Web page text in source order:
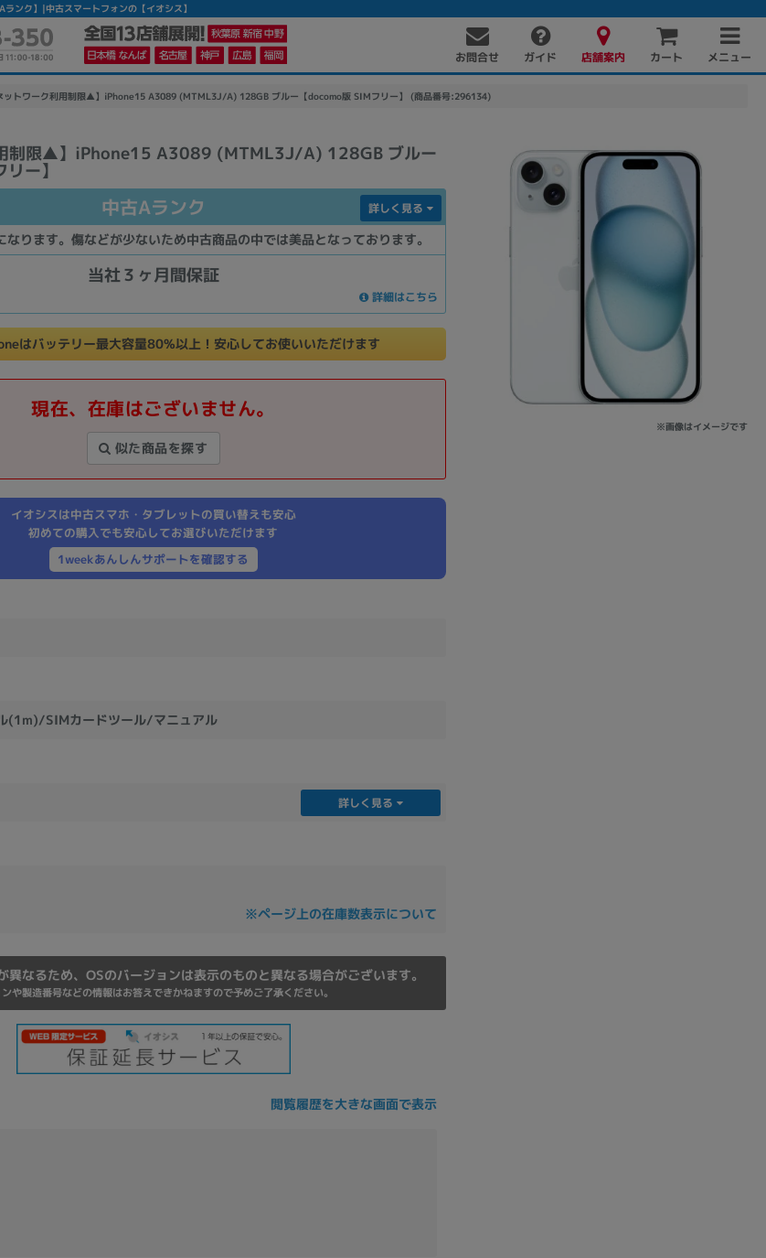
ンク】|中古スマートフォンの【イオシス】
お問合せ ガイド 店舗案内 カート メニュー
ットワーク利用制限▲】iPhone15 A3089 (MTML3J/A) 128GB ブルー【docomo版 SIMフリー】 (商品番号:296134)
用制限▲】iPhone15 A3089 (MTML3J/A) 128GB ブルー
ー】
※画像はイメージです
中古Aランク
ります。傷などが少ないため中古商品の中では美品となっております。
詳しく見る
当社３ヶ月間保証
詳細はこちら
はバッテリー最大容量80%以上！安心してお使いいただけます
現在、在庫はございません。
似た商品を探す
イオシスは中古スマホ・タブレットの買い替えも安心
初めての購入でも安心してお選びいただけます
1weekあんしんサポートを確認する
(1m)/SIMカードツール/マニュアル
詳しく見る
※ページ上の在庫数表示について
異なるため、OSのバージョンは表示のものと異なる場合がございます。
や製造番号などの情報はお答えできかねますので予めご了承ください。
閲覧履歴を大きな画面で表示
んパソコン検索に切り替える
カテゴリー
商品ジャンルの絞り込み
ノートPC デスクPC
メーカー
Apple SONY
Asus HP
ドライブ
Ryzen 7
その他
~
モニタサイズ
~